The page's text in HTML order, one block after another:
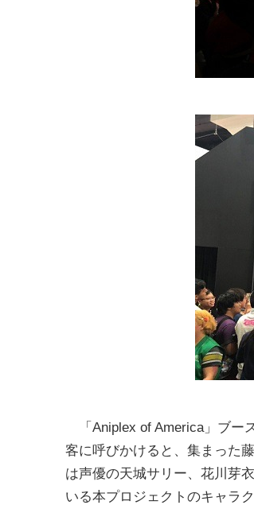
「Aniplex of America」ブー
客に呼びかけると、集まった
は声優の天城サリー、花川芽
いる本プロジェクトのキャラ